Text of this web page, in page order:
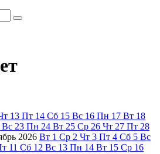
13 Пт 14 Сб 15 Вс 16 Пн 17 Вт 18
Вс 23 Пн 24 Вт 25 Ср 26 Чт 27 Пт 28
2026 Вт 1 Ср 2 Чт 3 Пт 4 Сб 5 Вс
11 Сб 12 Вс 13 Пн 14 Вт 15 Ср 16